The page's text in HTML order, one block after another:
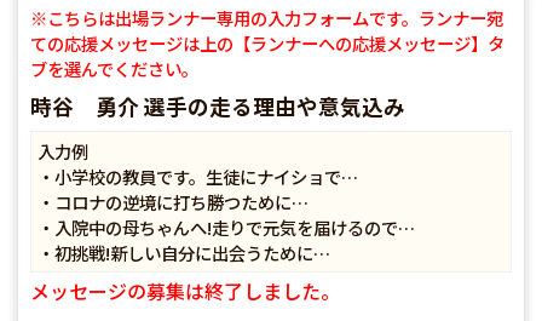
※こちらは出場ランナー専用の入力フォームです。ランナー宛
ての応援メッセージは上の【ランナーへの応援メッセージ】タ
ブを選んでください。
時谷 勇介 選手の走る理由や意気込み
入力例
・小学校の教員です。生徒にナイショで…
・コロナの逆境に打ち勝つために…
・入院中の母ちゃんへ!走りで元気を届けるので…
・初挑戦!新しい自分に出会うために…
メッセージの募集は終了しました。